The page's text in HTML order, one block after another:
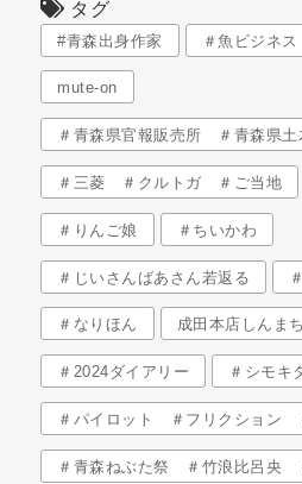
タグ
#青森出身作家 ＃魚ビジネス
mute-on
＃青森県官報販売所 ＃青森県土
＃三菱 ＃クルトガ ＃ご当地
＃りんご娘 ＃ちいかわ
＃じいさんばあさん若返る
＃なりほん 成田本店しんま
＃2024ダイアリー ＃シモキ
＃パイロット ＃フリクション
＃青森ねぶた祭 ＃竹浪比呂央